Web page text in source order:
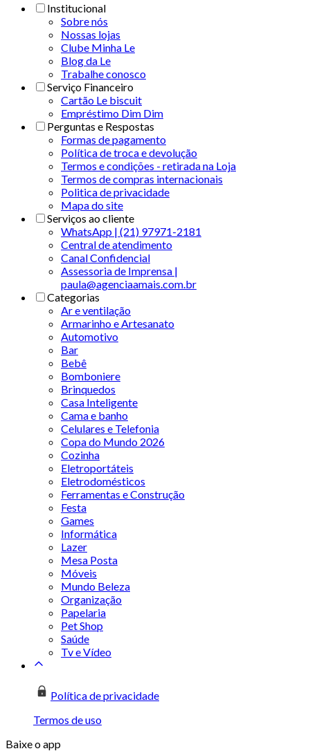
Institucional
Sobre nós
Nossas lojas
Clube Minha Le
Blog da Le
Trabalhe conosco
Serviço Financeiro
Cartão Le biscuit
Empréstimo Dim Dim
Perguntas e Respostas
Formas de pagamento
Política de troca e devolução
Termos e condições - retirada na Loja
Termos de compras internacionais
Politica de privacidade
Mapa do site
Serviços ao cliente
WhatsApp | (21) 97971-2181
Central de atendimento
Canal Confidencial
Assessoria de Imprensa |
paula@agenciaamais.com.br
Categorias
Ar e ventilação
Armarinho e Artesanato
Automotivo
Bar
Bebê
Bomboniere
Brinquedos
Casa Inteligente
Cama e banho
Celulares e Telefonia
Copa do Mundo 2026
Cozinha
Eletroportáteis
Eletrodomésticos
Ferramentas e Construção
Festa
Games
Informática
Lazer
Mesa Posta
Móveis
Mundo Beleza
Organização
Papelaria
Pet Shop
Saúde
Tv e Vídeo
Política de privacidade
Termos de uso
Baixe o app